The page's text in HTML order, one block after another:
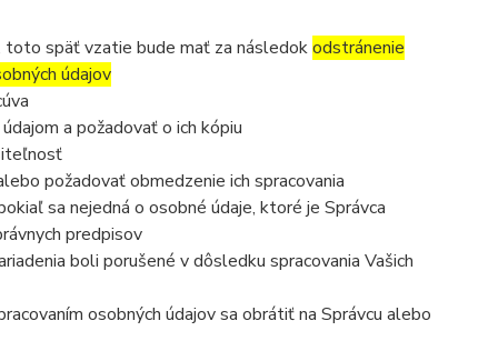
toto späť vzatie bude mať za následokodstránenie
údajov
a požadovať o ich kópiu
požadovať obmedzenie ich spracovania
sa nejedná o osobné údaje, ktoré je Správca
predpisov
boli porušené v dôsledku spracovania Vašich
osobných údajov sa obrátiť na Správcu alebo